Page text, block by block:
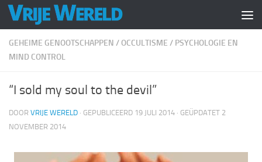
Doorgaan naar inhoud
GEHEIME GENOOTSCHAPPEN /OCCULTISME / PSYCHOLOGIE EN
MIND CONTROL
“I sold my soul to the devil”
DOOR VRIJE WERELD · GEPUBLICEERD 19 JULI 2014 · GEÜPDATET 2
NOVEMBER 2014